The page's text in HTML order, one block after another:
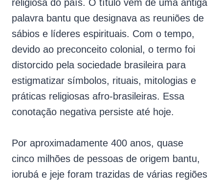
religiosa do país. O título vem de uma antiga
palavra bantu que designava as reuniões de
sábios e líderes espirituais. Com o tempo,
devido ao preconceito colonial, o termo foi
distorcido pela sociedade brasileira para
estigmatizar símbolos, rituais, mitologias e
práticas religiosas afro-brasileiras. Essa
conotação negativa persiste até hoje.
Por aproximadamente 400 anos, quase
cinco milhões de pessoas de origem bantu,
iorubá e jeje foram trazidas de várias regiões